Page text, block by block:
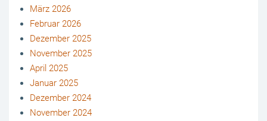
März 2026
Februar 2026
Dezember 2025
November 2025
April 2025
Januar 2025
Dezember 2024
November 2024